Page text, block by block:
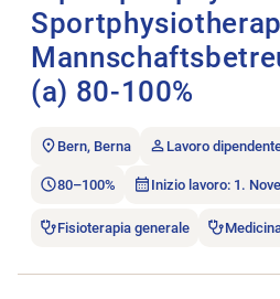
(a) 80-100%
Bern, Berna Lavoro
80–100% Inizio lavoro: 1.
Fisioterapia generale